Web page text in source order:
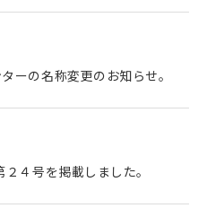
ーの名称変更のお知らせ。
４号を掲載しました。